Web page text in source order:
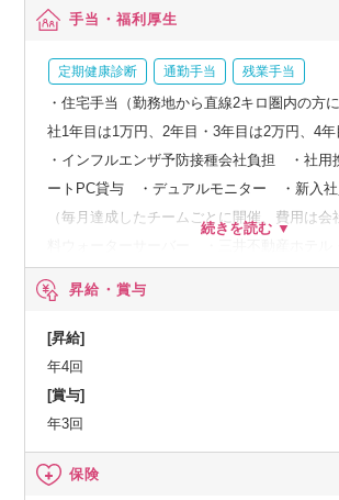
手当・福利厚生
定期健康診断 通勤手当 残業手当
・住宅手当（勤務地から直線2キロ圏内の方
社1年目は1万円、2年目・3年目は2万円、4年
・インフルエンザ予防接種会社負担 ・社
ートPC貸与 ・デュアルモニター ・新入社
（毎月達成したチームごとに開催、費用は
昇給・賞与
[昇給]
年4回
[賞与]
年3回
保険